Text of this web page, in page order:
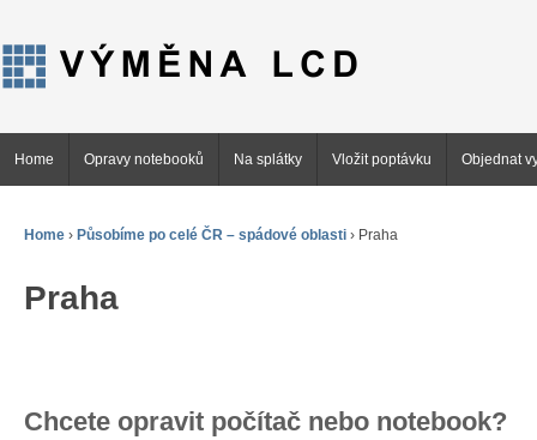
Home Opravy notebooků Na splátky Vložit poptávku Objednat
Home › Působíme po celé ČR – spádové oblasti › Praha
Praha
Chcete opravit počítač nebo notebook?